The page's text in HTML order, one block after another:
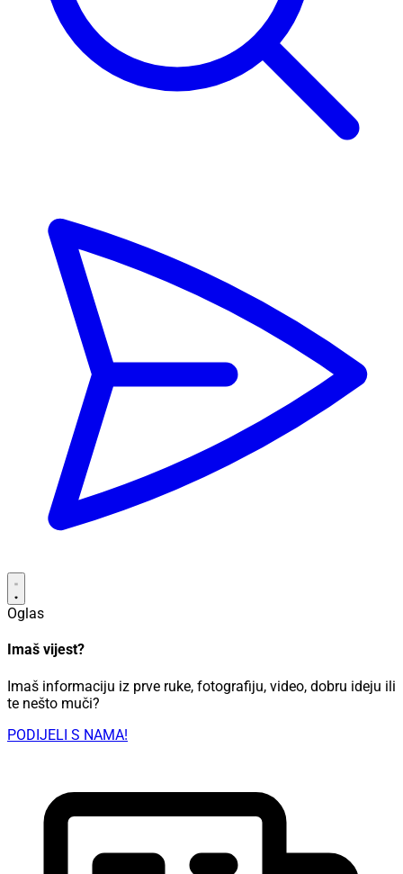
Oglas
Imaš vijest?
Imaš informaciju iz prve ruke, fotografiju, video, dobru ideju ili
te nešto muči?
PODIJELI S NAMA!